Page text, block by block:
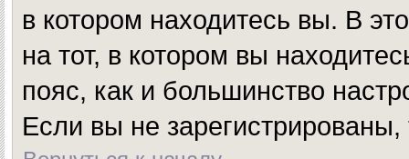
в котором находитесь вы. В
на тот, в котором вы
пояс, как и большинство
Если вы не